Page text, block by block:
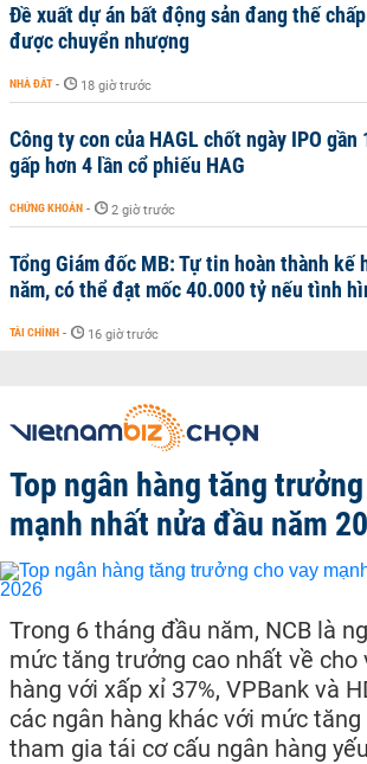
Đề xuất dự án bất động sản đang thế
được chuyển nhượng
NHÀ ĐẤT - 18 giờ trước
Công ty con của HAGL chốt ngày IPO
gấp hơn 4 lần cổ phiếu HAG
CHỨNG KHOÁN - 2 giờ trước
Tổng Giám đốc MB: Tự tin hoàn thành kế
năm, có thể đạt mốc 40.000 tỷ nếu tình
TÀI CHÍNH - 16 giờ trước
Top ngân hàng tăng
mạnh nhất nửa đầu năm
Trong 6 tháng đầu năm, NCB là
mức tăng trưởng cao nhất về cho
hàng với xấp xỉ 37%, VPBank và
các ngân hàng khác với mức tăng
tham gia tái cơ cấu ngân hàng